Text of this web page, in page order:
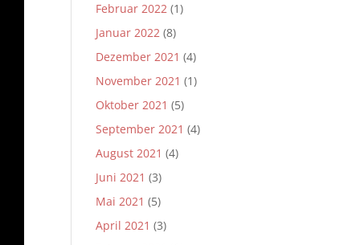
Februar 2022 (1)
Januar 2022 (8)
Dezember 2021 (4)
November 2021 (1)
Oktober 2021 (5)
September 2021 (4)
August 2021 (4)
Juni 2021 (3)
Mai 2021 (5)
April 2021 (3)